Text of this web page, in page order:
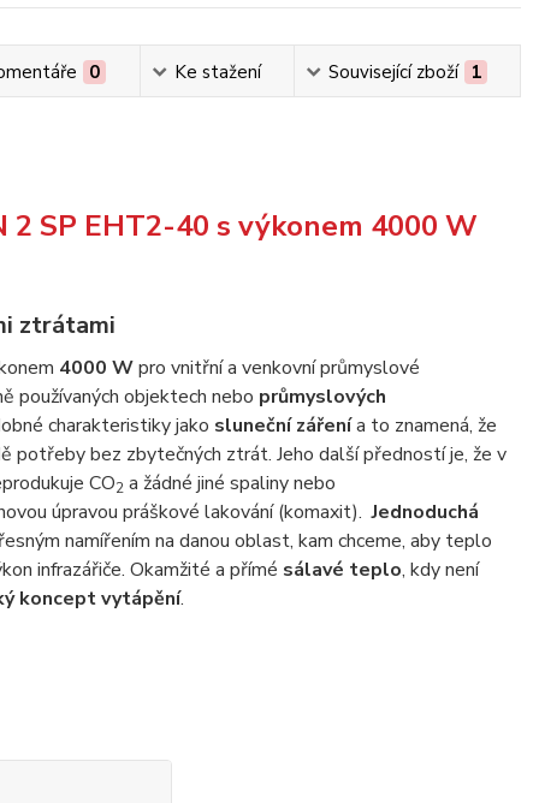
0 Ke stažení Související zboží 1
SP EHT2-40 s výkonem 4000 W
ztrátami
4000 Wpro vnitřní a venkovní průmyslové
používaných objektech nebo průmyslových
charakteristiky jako sluneční zářenía to znamená, že
potřeby bez zbytečných ztrát. Jeho další předností je, že v
CO2 a žádné jiné spaliny nebo
úpravou práškové lakování (komaxit).Jednoduchá
namířením na danou oblast, kam chceme, aby teplo
infrazářiče. Okamžité a přímé sálavé teplo, kdy není
koncept vytápění.